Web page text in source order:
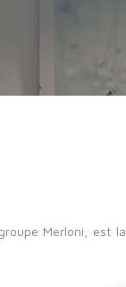
Merloni, est